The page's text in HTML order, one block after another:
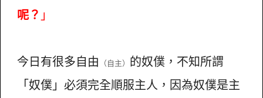
呢？ 」
今日有很多自由 （自主） 的奴僕，不知所謂
「奴僕」必須完全順服主人，因為奴僕是主